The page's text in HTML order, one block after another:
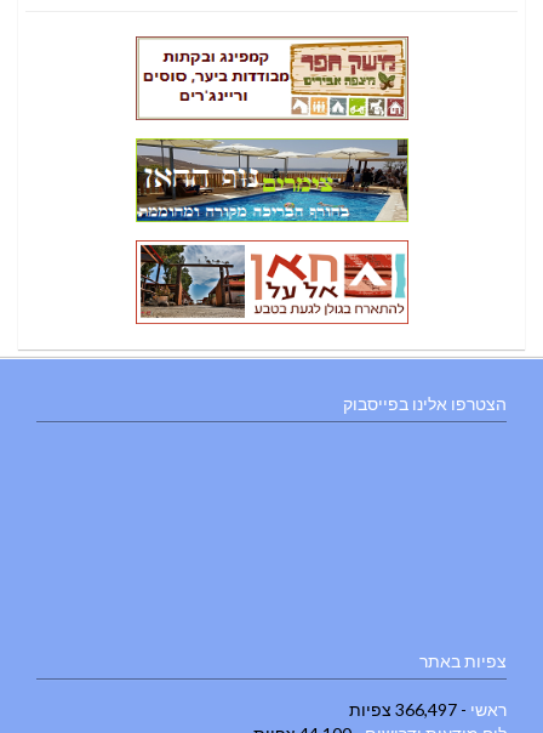
הצטרפו אלינו בפייסבוק
צפיות באתר
ראשי - 366,497 צפיות